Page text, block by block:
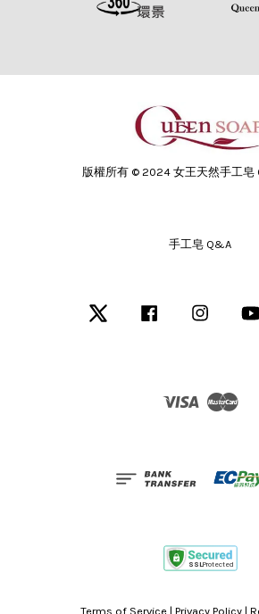
版權所有 © 2024 女王天然手工皂
手工皂 Q&A
Twitter Facebook
Visa
Terms of Service | Privacy Policy |